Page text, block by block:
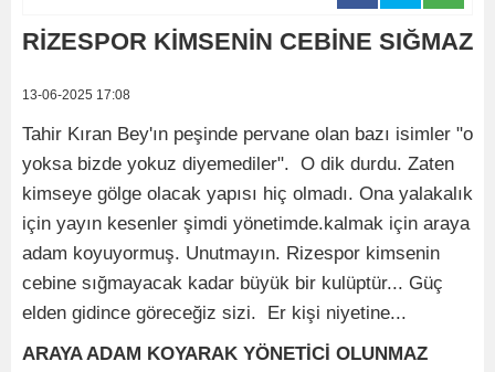
RİZESPOR KİMSENİN CEBİNE SIĞMAZ
13-06-2025 17:08
Tahir Kıran Bey'ın peşinde pervane olan bazı isimler "o
yoksa bizde yokuz diyemediler". O dik durdu. Zaten
kimseye gölge olacak yapısı hiç olmadı. Ona yalakalık
için yayın kesenler şimdi yönetimde.kalmak için araya
adam koyuyormuş. Unutmayın. Rizespor kimsenin
cebine sığmayacak kadar büyük bir kulüptür... Güç
elden gidince göreceğiz sizi. Er kişi niyetine...
ARAYA ADAM KOYARAK YÖNETİCİ OLUNMAZ